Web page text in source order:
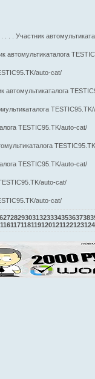
автомультикаталога
auto-cat/
автомультикаталога
TESTIC95.TK/auto-cat/
TESTIC95.TK/auto-cat/
auto-cat/
auto-cat/
272829303132333435363738
116117118119120121122123124